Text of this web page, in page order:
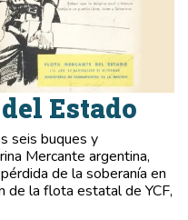
Estado
seis buques y
Mercante argentina,
de la soberanía en
de la flota estatal de YCF,